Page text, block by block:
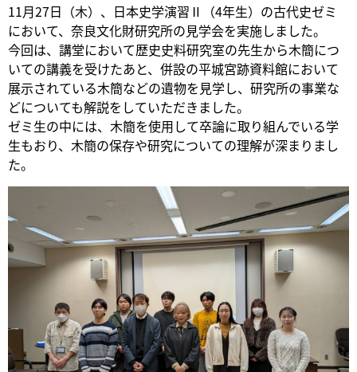
11月27日（木）、日本史学演習Ⅱ（4年生）の古代史ゼミ
において、奈良文化財研究所の見学会を実施しました。
今回は、講堂において歴史史料研究室の先生から木簡につ
いての講義を受けたあと、併設の平城宮跡資料館において
展示されている木簡などの遺物を見学し、研究所の事業な
どについても解説をしていただきました。
ゼミ生の中には、木簡を使用して卒論に取り組んでいる学
生もおり、木簡の保存や研究についての理解が深まりまし
た。